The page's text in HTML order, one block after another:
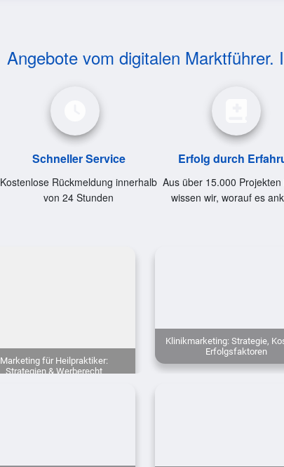
Angebote vom digitalen Marktführer.
Schneller Service
Kostenlose Rückmeldung innerhalb
von 24 Stunden
Erfolg durch
Aus über 15.000
wissen wir, worauf es
Marketing für Heilpraktiker:
Strategien & Werberecht
Klinikmarketing: Strategie,
Erfolgsfaktoren